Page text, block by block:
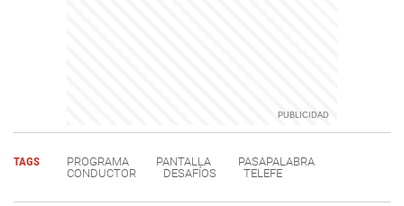
TAGS PROGRAMA PANTALLA
PASAPALABRA
CONDUCTOR
DESAFÍOS TELEFE